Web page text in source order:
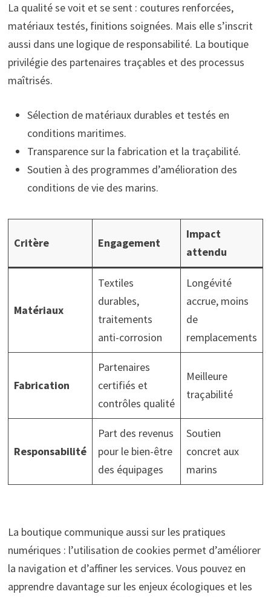
La qualité se voit et se sent : coutures renforcées,
matériaux testés, finitions soignées. Mais elle s’inscrit
aussi dans une logique de responsabilité. La boutique
privilégie des partenaires traçables et des processus
maîtrisés.
Sélection de matériaux durables et testés en
conditions maritimes.
Transparence sur la fabrication et la traçabilité.
Soutien à des programmes d’amélioration des
conditions de vie des marins.
Critère Engagement
Impact
attendu
Matériaux
Textiles
durables,
traitements
anti-corrosion
Longévité
accrue, moins
de
remplacements
Fabrication
Partenaires
certifiés et
contrôles qualité
Meilleure
traçabilité
Responsabilité
Part des revenus
pour le bien-être
des équipages
Soutien
concret aux
marins
La boutique communique aussi sur les pratiques
numériques : l’utilisation de cookies permet d’améliorer
la navigation et d’affiner les services. Vous pouvez en
apprendre davantage sur les enjeux écologiques et les